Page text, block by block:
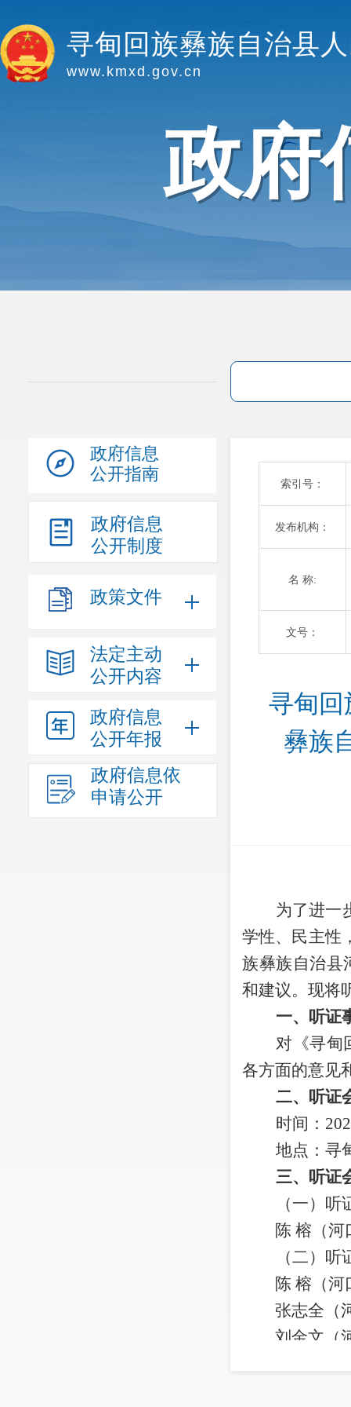
寻甸回族彝族自治县
www.kmxd.gov.cn
政府
政府信息
公开指南
政府信息
公开制度
政策文件
法定主动
公开内容
政府信息
公开年报
政府信息依
申请公开
索引号：
发布机构：
名 称:
文号：
寻甸回
彝族
为了进一
学性、民主性
族彝族自治县
和建议。现将
一、听证
对《寻甸
各方面的意见
二、听证
时间：
地点： 寻
三、听证
（一）
陈 榕（河
（二）听
陈 榕（河
张志全（
刘金文（